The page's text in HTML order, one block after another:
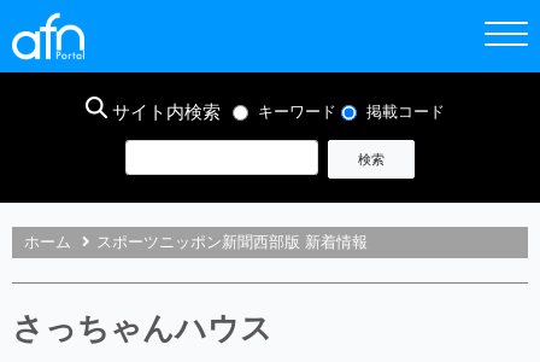
サイト内検索 キーワード 掲載コード
ホーム スポーツニッポン新聞西部版 新着情報
さっちゃんハウス